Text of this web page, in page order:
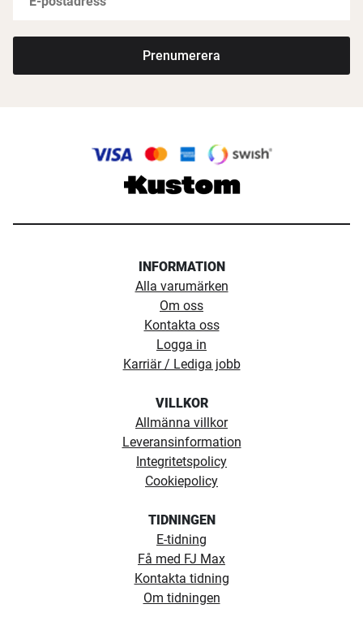
Prenumerera
INFORMATION
Alla varumärken
Om oss
Kontakta oss
Logga in
Karriär / Lediga jobb
VILLKOR
Allmänna villkor
Leveransinformation
Integritetspolicy
Cookiepolicy
TIDNINGEN
E-tidning
Få med FJ Max
Kontakta tidning
Om tidningen